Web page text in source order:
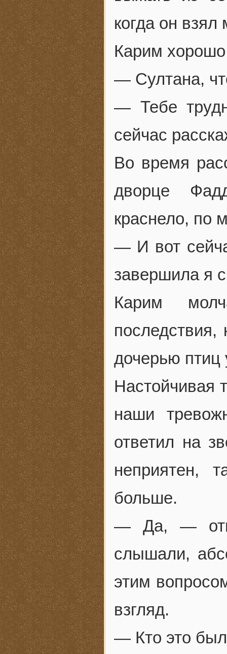
когда он взял
Карим
— Султана,
— Тебе
сейчас
Во время
дворце
краснело, по
— И вот
завершила я
Карим
дочерью птиц
Настойчивая
наши
ответил на
неприятен,
больше.
— Да, —
слышали,
этим
взгляд.
— Кто это